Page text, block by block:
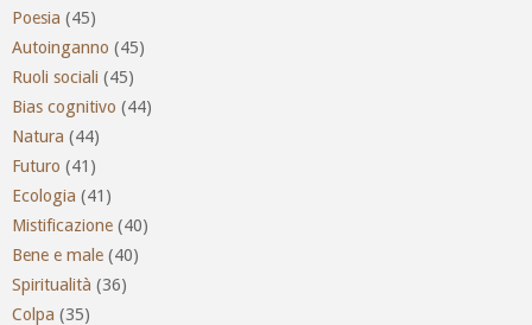
Poesia (45)
Autoinganno (45)
Ruoli sociali (45)
Bias cognitivo (44)
Natura (44)
Futuro (41)
Ecologia (41)
Mistificazione (40)
Bene e male (40)
Spiritualità (36)
Colpa (35)